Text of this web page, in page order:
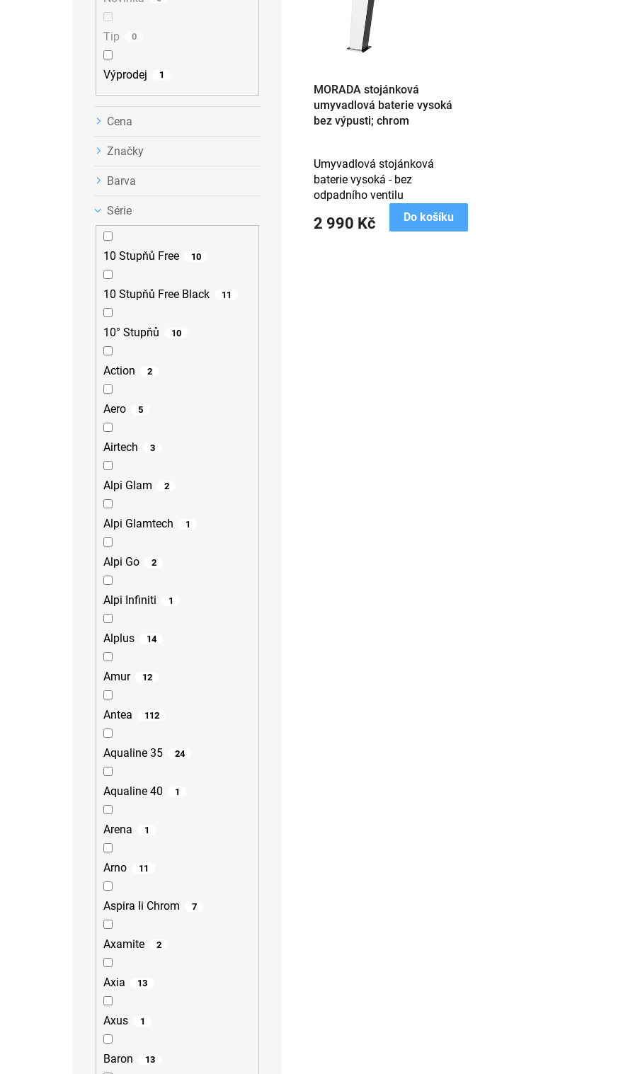
Tip 0
Výprodej 1
Cena
Značky
Barva
Série
10 Stupňů Free 10
10 Stupňů Free Black 11
10° Stupňů 10
Action 2
Aero 5
Airtech 3
Alpi Glam 2
Alpi Glamtech 1
Alpi Go 2
Alpi Infiniti 1
Alplus 14
Amur 12
Antea 112
Aqualine 35 24
Aqualine 40 1
Arena 1
Arno 11
Aspira Ii Chrom 7
Axamite 2
Axia 13
Axus 1
Baron 13
MORADA stojánková
umyvadlová baterie vysoká
bez výpusti; chrom
2 990 Kč Do košíku
Umyvadlová stojánková
baterie vysoká - bez
odpadního ventilu